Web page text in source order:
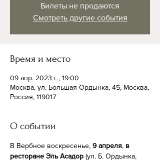
Билеты не продаются
Смотреть другие события
Время и место
09 апр. 2023 г., 19:00
Москва, ул. Большая Ордынка, 45, Москва,
Россия, 119017
О событии
В Вербное воскресенье, 9 апреля, в
ресторане Эль Асадор (ул. Б. Ордынка,